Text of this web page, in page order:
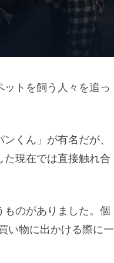
トを飼う人々を追っ
くん」が有名だが、
現在では直接触れ合
のがありました。個
い物に出かける際に一